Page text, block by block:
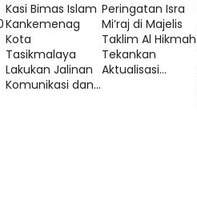
Kasi Bimas Islam
Kankemenag
Kota
Tasikmalaya
Lakukan Jalinan
Komunikasi dan...
Peringatan Isra
Mi’raj di Majelis
Taklim Al Hikmah
Tekankan
Aktualisasi...